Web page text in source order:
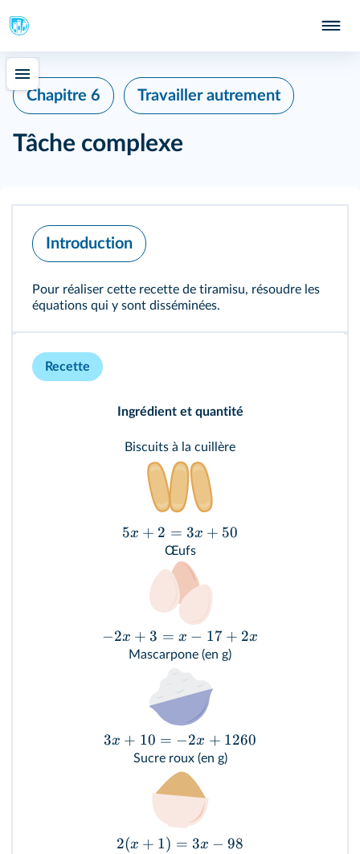
Chapitre 6 Travailler autrement
Tâche complexe
Introduction
Pour réaliser cette recette de tiramisu, résoudre les
équations qui y sont disséminées.
Recette
Ingrédient et quantité
Biscuits à la cuillère
5x + 2 = 3x + 50
Œufs
−2x + 3 = x − 17 + 2x
Mascarpone (en g)
3x + 10 = −2x + 1260
Sucre roux (en g)
2(x + 1) = 3x − 98